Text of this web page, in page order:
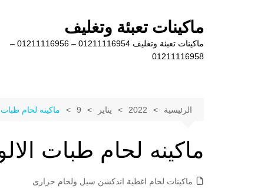
ماكينات تعبئة وتغليف
ماكينات تعبئة وتغليف 01211116954 – 01211116956 –
01211116958
الرئيسية 2022 يناير 9 ماكينه لحام
ماكينه لحام طبات
ماكينات لحام اغطية اندكشن سيل ولحام حرارى